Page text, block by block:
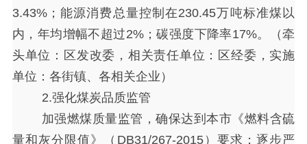
3.43%；能源消费总量控制在230.45万吨标准煤以
内，年均增幅不超过2%；碳强度下降率17%。（牵
头单位：区发改委，相关责任单位：区经委，实施
单位：各街镇、各相关企业）
2.强化煤炭品质监管
加强燃煤质量监管，确保达到本市《燃料含硫
量和灰分限值》（ DB31/267-2015）要求；逐步严